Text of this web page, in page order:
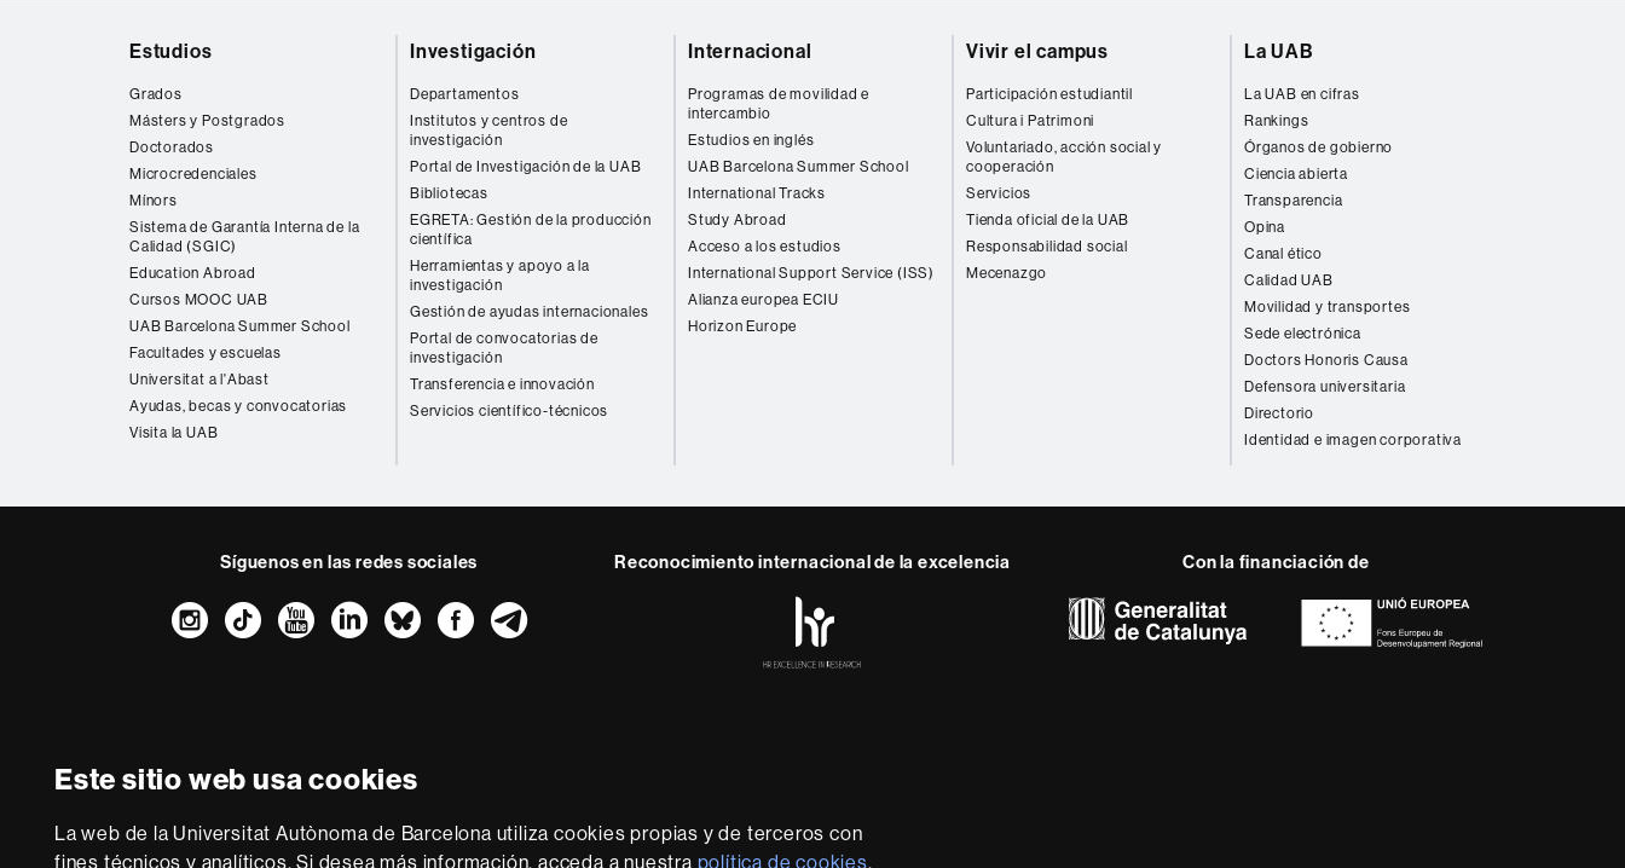
Este sitio web usa cookies
La web de la Universitat Autònoma de Barcelona utiliza cookies propias y de terceros con
fines técnicos y analíticos. Si desea más información, acceda a nuestra política de cookies.
Estudios
Grados
Másters y Postgrados
Doctorados
Microcredenciales
Mínors
Sistema de Garantía Interna de la
Calidad (SGIC)
Education Abroad
Cursos MOOC UAB
UAB Barcelona Summer School
Facultades y escuelas
Universitat a l'Abast
Ayudas, becas y convocatorias
Visita la UAB
Investigación
Departamentos
Institutos y centros de
investigación
Portal de Investigación de la UAB
Bibliotecas
EGRETA: Gestión de la producción
científica
Herramientas y apoyo a la
investigación
Gestión de ayudas internacionales
Portal de convocatorias de
investigación
Transferencia e innovación
Servicios científico-técnicos
Internacional
Programas de movilidad e
intercambio
Estudios en inglés
UAB Barcelona Summer School
International Tracks
Study Abroad
Acceso a los estudios
International Support Service (ISS)
Alianza europea ECIU
Horizon Europe
Vivir el campus
Participación estudiantil
Cultura i Patrimoni
Voluntariado, acción social y
cooperación
Servicios
Tienda oficial de la UAB
Responsabilidad social
Mecenazgo
La UAB
La UAB en cifras
Rankings
Órganos de gobierno
Ciencia abierta
Transparencia
Opina
Canal ético
Calidad UAB
Movilidad y transportes
Sede electrónica
Doctors Honoris Causa
Defensora universitaria
Directorio
Identidad e imagen corporativa
Síguenos en las redes sociales
Instagram
TikTokYouTube
LinkedIn
BlueskyFacebook
Telegram
Reconocimiento internacional de la excelencia Con la financiación de
Somos una universidad líder que imparte una docencia de calidad y excelencia, diversificada,
multidisciplinaria y flexible, adecuada a las necesidades de la sociedad y adaptada a los nuevos modelos
de la Europa del conocimiento. La UAB es reconocida internacionalmente por la calidad y el carácter